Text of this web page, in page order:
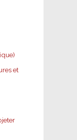
et